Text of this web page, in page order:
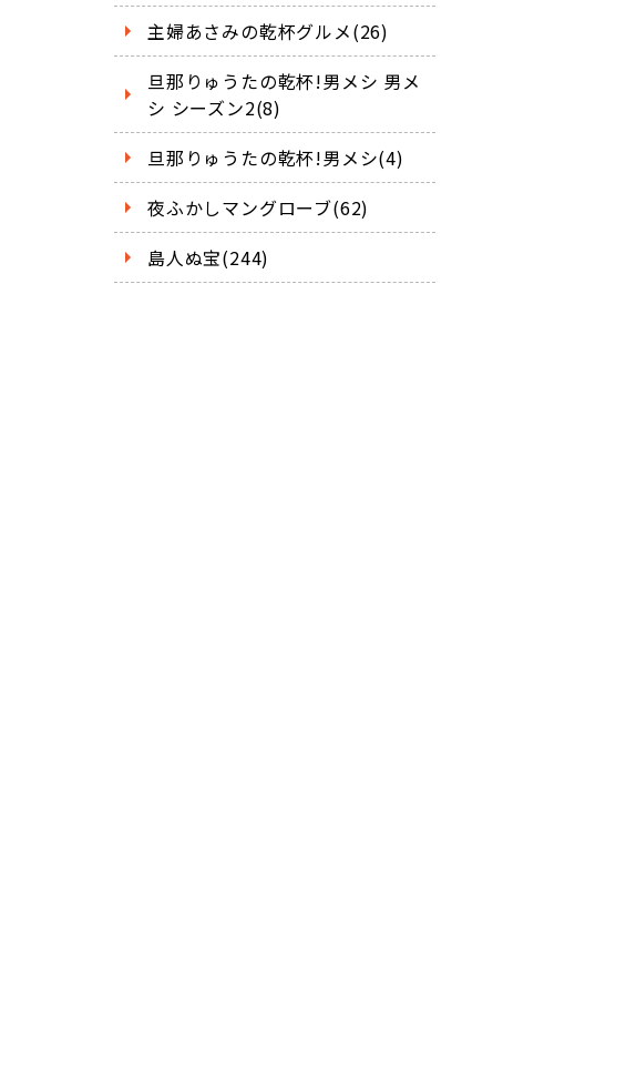
主婦あさみの乾杯グルメ(26)
旦那りゅうたの乾杯!男メシ 男メ
シ シーズン2(8)
旦那りゅうたの乾杯!男メシ(4)
夜ふかしマングローブ(62)
島人ぬ宝(244)